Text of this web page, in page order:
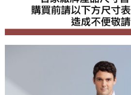
7-11取貨付款
每筆NT$60，滿NT$1,500(含以上)免運費
宅配
每筆NT$80，滿NT$1,500(含以上)免運費